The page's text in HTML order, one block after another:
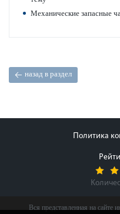
Механические запасные
назад в раздел
Политика
Вся представленная на сайте